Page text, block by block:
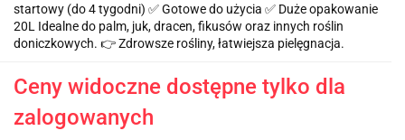
startowy (do 4 tygodni) ✅ Gotowe do użycia ✅ Duże opakowanie
20L Idealne do palm, juk, dracen, fikusów oraz innych roślin
doniczkowych. 👉 Zdrowsze rośliny, łatwiejsza pielęgnacja.
Ceny widoczne dostępne tylko dla
zalogowanych